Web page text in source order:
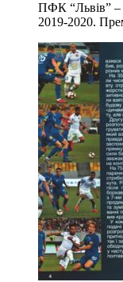
ПФК “Львів” –
2019-2020.